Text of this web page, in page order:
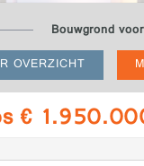
Bouwgrond
OVERZICHT
€